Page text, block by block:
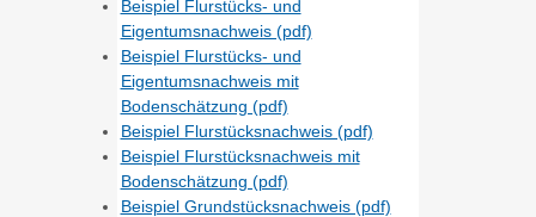
Beispiel Flurstücks- und
Eigentumsnachweis (pdf)
Beispiel Flurstücks- und
Eigentumsnachweis mit
Bodenschätzung (pdf)
Beispiel Flurstücksnachweis (pdf)
Beispiel Flurstücksnachweis mit
Bodenschätzung (pdf)
Beispiel Grundstücksnachweis (pdf)